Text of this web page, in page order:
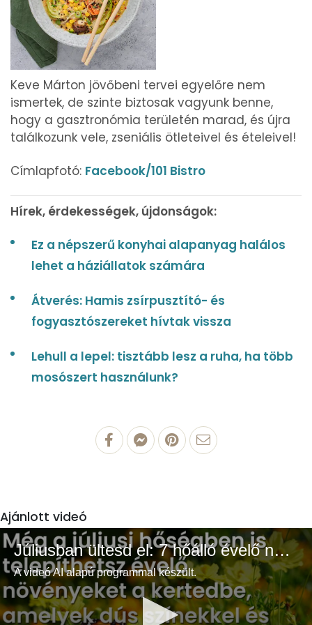
Keve Márton jövőbeni tervei egyelőre nem
ismertek, de szinte biztosak vagyunk benne,
hogy a gasztronómia területén marad, és újra
találkozunk vele, zseniális ötleteivel és ételeivel!
Címlapfotó: Facebook/101 Bistro
Hírek, érdekességek, újdonságok:
Ez a népszerű konyhai alapanyag halálos
lehet a háziállatok számára
Átverés: Hamis zsírpusztító- és
fogyasztószereket hívtak vissza
Lehull a lepel: tisztább lesz a ruha, ha több
mosószert használunk?
Ajánlott videó
Júliusban ültesd el: 7 hőálló évelő növény a színes és buja kertért
A videó AI alapú programmal készült.